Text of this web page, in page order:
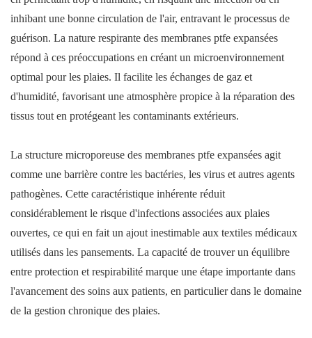
inhibant une bonne circulation de l'air, entravant le processus de
guérison. La nature respirante des membranes ptfe expansées
répond à ces préoccupations en créant un microenvironnement
optimal pour les plaies. Il facilite les échanges de gaz et
d'humidité, favorisant une atmosphère propice à la réparation des
tissus tout en protégeant les contaminants extérieurs.
La structure microporeuse des membranes ptfe expansées agit
comme une barrière contre les bactéries, les virus et autres agents
pathogènes. Cette caractéristique inhérente réduit
considérablement le risque d'infections associées aux plaies
ouvertes, ce qui en fait un ajout inestimable aux textiles médicaux
utilisés dans les pansements. La capacité de trouver un équilibre
entre protection et respirabilité marque une étape importante dans
l'avancement des soins aux patients, en particulier dans le domaine
de la gestion chronique des plaies.